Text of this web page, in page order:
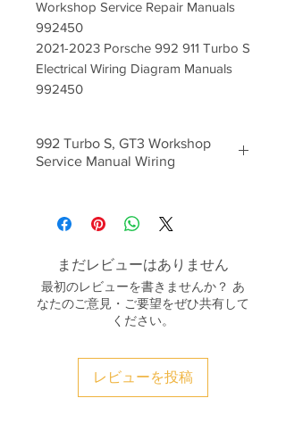
Workshop Service Repair Manuals
992450
2021-2023 Porsche 992 911 Turbo S
Electrical Wiring Diagram Manuals
992450
992 Turbo S, GT3 Workshop
Service Manual Wiring
Manual Electrical Wiring Diagram
Technical information.
Delivery: email send or online
download it.
まだレビューはありません
最初のレビューを書きませんか？ あ
なたのご意見・ご要望をぜひ共有して
ください。
レビューを投稿